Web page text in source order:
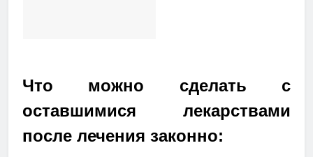
Что можно сделать с
оставшимися лекарствами
после лечения законно: